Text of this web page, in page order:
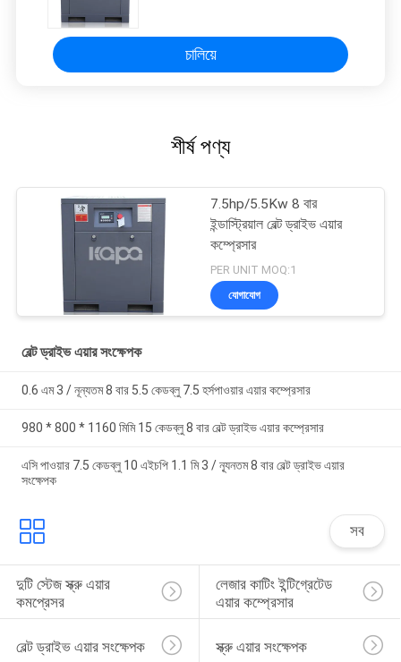
চালিয়ে
শীর্ষ পণ্য
7.5hp/5.5Kw 8 বার
ইন্ডাস্ট্রিয়াল বেল্ট ড্রাইভ এয়ার
কম্প্রেসার
PER UNIT MOQ:1
যোগাযোগ
বেল্ট ড্রাইভ এয়ার সংক্ষেপক
0.6 এম 3 / নূন্যতম 8 বার 5.5 কেডব্লু 7.5 হর্সপাওয়ার এয়ার কম্প্রেসার
980 * 800 * 1160 মিমি 15 কেডব্লু 8 বার বেল্ট ড্রাইভ এয়ার কম্প্রেসার
এসি পাওয়ার 7.5 কেডব্লু 10 এইচপি 1.1 মি 3 / ন্যূনতম 8 বার বেল্ট ড্রাইভ এয়ার
সংক্ষেপক
সব
দুটি স্টেজ স্ক্রু এয়ার
কমপ্রেসর
লেজার কাটিং ইন্টিগ্রেটেড
এয়ার কম্প্রেসার
বেল্ট ড্রাইভ এয়ার সংক্ষেপক স্ক্রু এয়ার সংক্ষেপক